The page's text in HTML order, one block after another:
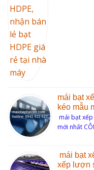
mái bạt
kéo mẫu
mái bạt
mới nhất
mái bạt
xếp lượn